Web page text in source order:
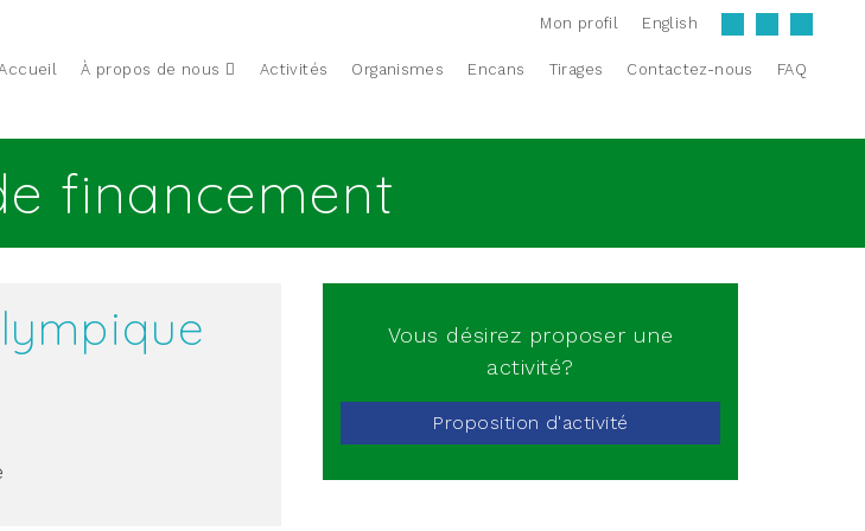
À propos de nous Activités Organismes Encans Tirages Contactez-nous FAQ
Mon profil English
financement
Vous désirez proposer une
activité?
Proposition d'activité